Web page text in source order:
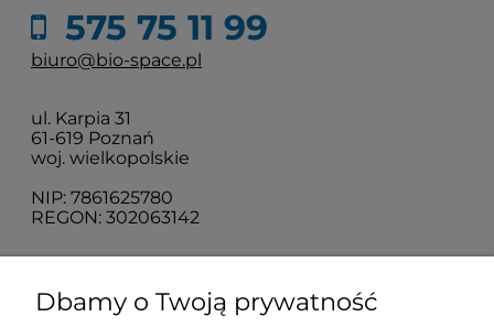
575 75 11 99
biuro@bio-space.pl
ul. Karpia 31
61-619 Poznań
woj. wielkopolskie
NIP: 7861625780
REGON: 302063142
O nas
Dbamy o Twoją prywatność